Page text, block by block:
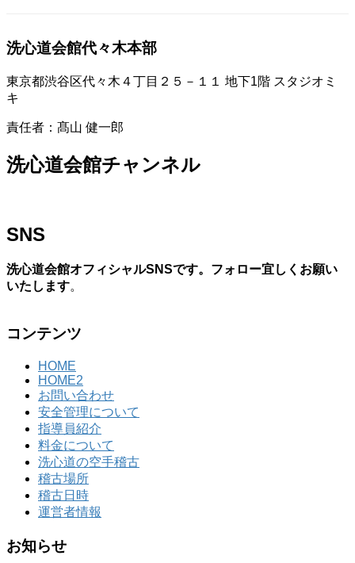
洗心道会館代々木本部
東京都渋谷区代々木４丁目２５－１１ 地下1階 スタジオミ
キ
責任者：髙山 健一郎
洗心道会館チャンネル
SNS
洗心道会館オフィシャルSNSです。フォロー宜しくお願い
いたします。
コンテンツ
HOME
HOME2
お問い合わせ
安全管理について
指導員紹介
料金について
洗心道の空手稽古
稽古場所
稽古日時
運営者情報
お知らせ